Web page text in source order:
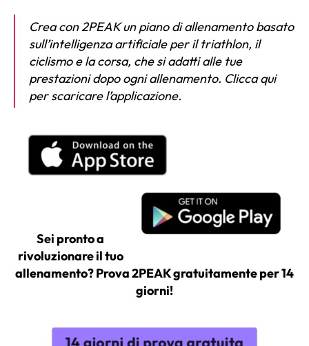
Crea con 2PEAK un piano di allenamento basato
sull’intelligenza artificiale per il triathlon, il
ciclismo e la corsa, che si adatti alle tue
prestazioni dopo ogni allenamento. Clicca qui
per scaricare l’applicazione.
Sei pronto a
rivoluzionare il tuo
allenamento? Prova 2PEAK gratuitamente per 14
giorni!